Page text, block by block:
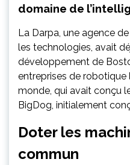
domaine de
La Darpa, une agence
les technologies, avait
développement de
entreprises de robotique
monde, qui avait conçu
BigDog, initialement
Doter les
commun